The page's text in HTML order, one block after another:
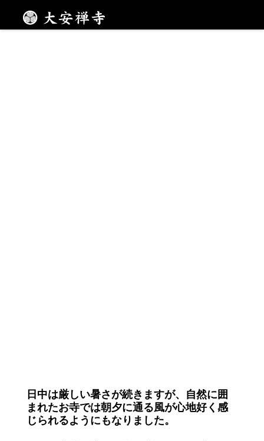
山風を感じながら
日中は厳しい暑さが続きますが、自然に囲
まれたお寺では朝夕に通る風が心地好く感
じられるようにもなりました。